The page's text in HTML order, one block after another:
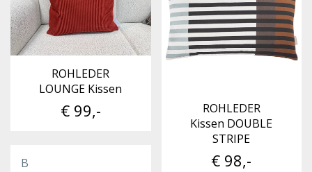
ROHLEDER
LOUNGE Kissen
€ 99,-
ROHLEDER
Kissen DOUBLE
STRIPE
€ 98,-
B